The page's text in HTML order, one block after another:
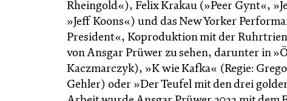
Rheingold«), Felix Krakau (»Peer Gynt«,
»Jeff Koons«) und das New Yorker
President«, Koproduktion mit der
von Ansgar Prüwer zu sehen, darunter in
Kaczmarczyk), »K wie Kafka« (Regie:
Gehler) oder »Der Teufel mit den drei